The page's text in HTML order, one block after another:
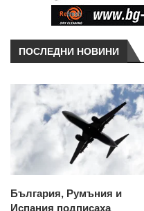
ПОСЛЕДНИ НОВИНИ
България, Румъния и
Испания подписаха